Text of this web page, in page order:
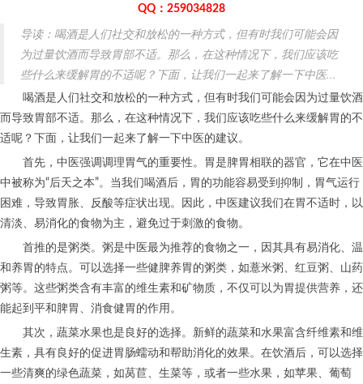
QQ：259034828
导读：喝酒是人们社交和放松的一种方式，但有时我们可能会因
为过量饮酒而导致胃部不适。那么，在这种情况下，我们应该吃
些什么来缓解胃的不适呢？下面，让我们一起来了解一下中医...
喝酒是人们社交和放松的一种方式，但有时我们可能会因为过量饮酒
而导致胃部不适。那么，在这种情况下，我们应该吃些什么来缓解胃的不
适呢？下面，让我们一起来了解一下中医的建议。
首先，中医强调调理胃气的重要性。胃是脾胃相联的器官，它在中医
中被称为“后天之本”。当我们喝酒后，胃的功能容易受到抑制，胃气运行
困难，导致胃胀、反酸等症状出现。因此，中医建议我们在胃不适时，以
清淡、易消化的食物为主，避免过于刺激的食物。
首推的是粥类。粥是中医最为推荐的食物之一，因其具有易消化、温
和养胃的特点。可以选择一些健脾养胃的粥类，如薏米粥、红豆粥、山药
粥等。这些粥类含有丰富的维生素和矿物质，不仅可以为胃提供营养，还
能起到平和脾胃、消食健胃的作用。
其次，蔬菜水果也是良好的选择。新鲜的蔬菜和水果富含纤维素和维
生素，具有良好的促进胃肠蠕动和帮助消化的效果。在饮酒后，可以选择
一些清爽的绿色蔬菜，如莴苣、生菜等，或者一些水果，如苹果、葡萄